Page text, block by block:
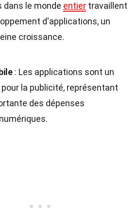
dans le monde entier travaillent
d'applications, un
croissance.
: Les applications sont un
la publicité, représentant
des dépenses